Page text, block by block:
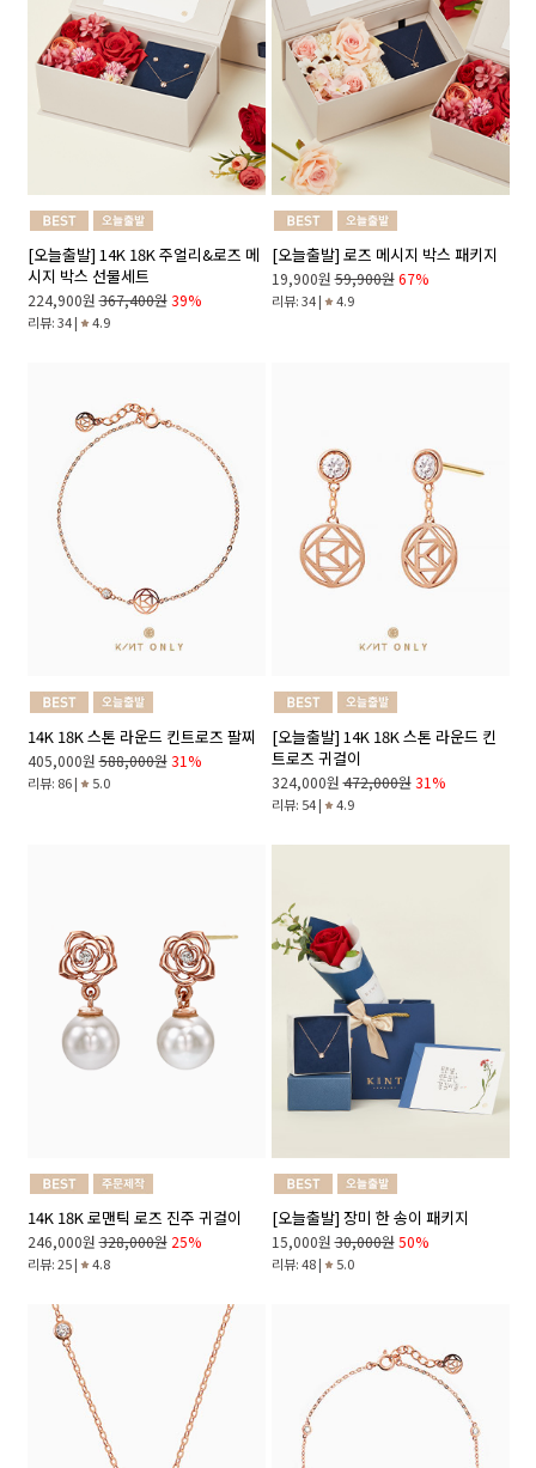
[오늘출발] 14K 18K 주얼리&로즈 메
시지 박스 선물세트
224,900원 367,400원 39%
리뷰: 34 | 4.9
[오늘출발] 로즈 메시지 박스 패키지
19,900원 59,900원 67%
리뷰: 34 | 4.9
14K 18K 스톤 라운드 킨트로즈 팔찌
405,000원 588,000원 31%
리뷰: 86 | 5.0
[오늘출발] 14K 18K 스톤 라운드 킨
트로즈 귀걸이
324,000원 472,000원 31%
리뷰: 54 | 4.9
14K 18K 로맨틱 로즈 진주 귀걸이
246,000원 328,000원 25%
리뷰: 25 | 4.8
[오늘출발] 장미 한 송이 패키지
15,000원 30,000원 50%
리뷰: 48 | 5.0